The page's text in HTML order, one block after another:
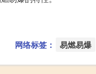
网络标签： 易燃易爆